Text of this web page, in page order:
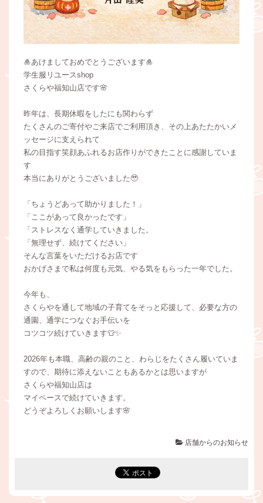
🎍あけましておめでとうございます🎍
学生服リユースshop
さくらや福知山店です🌸
昨年は、長期休暇をしたにも関わらず
たくさんのご寄付やご来店でご利用頂き、その上あたたかいメ
ッセージに支えられて
私の目指す笑顔あふれるお店作りができたことに感謝していま
す
本当にありがとうございました🥹
「ちょうどあって助かりました！」
「ここがあって良かったです」
「ストレスなく通学していきました。
「無理せず、続けてください」
そんな言葉をいただけるお店です
おかげさまで私は何度も元気、やる気をもらった一年でした。
今年も、
さくらやを通して地域の子育てをそっと応援して、必要な方の
通園、通学につなぐお手伝いを
コツコツ続けていきます👕✨
2026年も本職、高齢の親のこと、わらじをたくさん履いていま
すので、期待に添えないこともあるかとは思いますが
さくらや福知山店は
マイペースで続けていきます。
どうぞよろしくお願いします🌸
店舗からのお知らせ